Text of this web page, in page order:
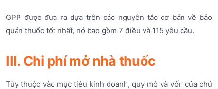
GPP được đưa ra dựa trên các nguyên tắc cơ bản về bảo
quản thuốc tốt nhất, nó bao gồm 7 điều và 115 yêu cầu.
III. Chi phí mở nhà thuốc
Tùy thuộc vào mục tiêu kinh doanh, quy mô và vốn của chủ